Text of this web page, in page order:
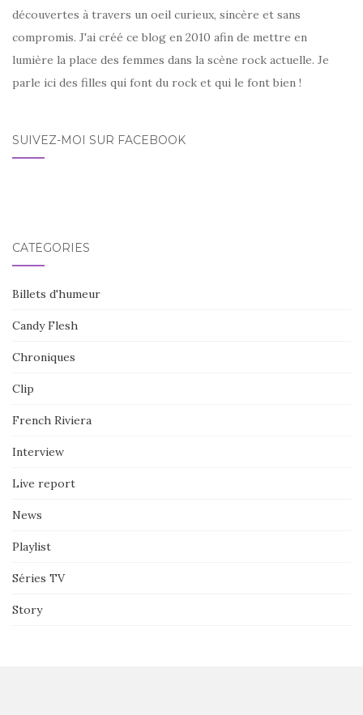
découvertes à travers un oeil curieux, sincère et sans
compromis. J'ai créé ce blog en 2010 afin de mettre en
lumière la place des femmes dans la scène rock actuelle. Je
parle ici des filles qui font du rock et qui le font bien !
SUIVEZ-MOI SUR FACEBOOK
CATÉGORIES
Billets d'humeur
Candy Flesh
Chroniques
Clip
French Riviera
Interview
Live report
News
Playlist
Séries TV
Story